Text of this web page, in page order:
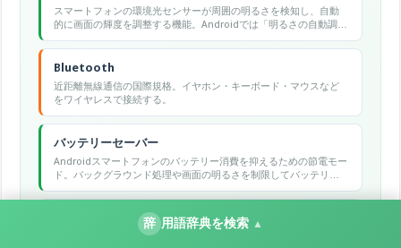
スマートフォンの環境光センサーが周囲の明るさを検知し、自動
的に画面の輝度を調整する機能。Androidでは「明るさの自動調
整」とも呼ばれます。暗い場所では輝度を下げ、明るい場所では
上げることで視認性と電池消費のバランスをとります。
Bluetooth
近距離無線通信の国際規格。イヤホン・キーボード・マウスなど
をワイヤレスで接続する。
バッテリーセーバー
Androidスマートフォンのバッテリー消費を抑えるための節電モー
ド。バックグラウンド処理や画面の明るさを制限してバッテリー
持続時間を延ばす
アクセシビリティ
障害の有無や年齢にかかわらず、誰もが情報・機器・サービスを
辞 用語辞典を検索 ▲